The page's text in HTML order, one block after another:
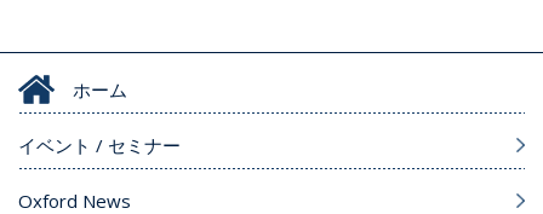
ホーム
イベント / セミナー
Oxford News